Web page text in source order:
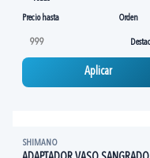
Precio hasta Orden
Aplicar
SHIMANO